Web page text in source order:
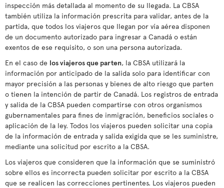
inspección más detallada al momento de su llegada. La CBSA
también utiliza la información prescrita para validar, antes de la
partida, que todos los viajeros que llegan por vía aérea disponen
de un documento autorizado para ingresar a Canadá o están
exentos de ese requisito, o son una persona autorizada.
En el caso de los viajeros que parten, la CBSA utilizará la
información por anticipado de la salida solo para identificar con
mayor precisión a las personas y bienes de alto riesgo que parten
o tienen la intención de partir de Canadá. Los registros de entrada
y salida de la CBSA pueden compartirse con otros organismos
gubernamentales para fines de inmigración, beneficios sociales o
aplicación de la ley. Todos los viajeros pueden solicitar una copia
de la información de entrada y salida exigida que se les suministre,
mediante una solicitud por escrito a la CBSA.
Los viajeros que consideren que la información que se suministró
sobre ellos es incorrecta pueden solicitar por escrito a la CBSA
que se realicen las correcciones pertinentes. Los viajeros pueden